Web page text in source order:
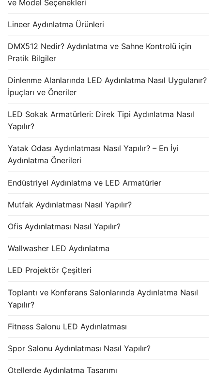
ve Model Seçenekleri
Lineer Aydınlatma Ürünleri
DMX512 Nedir? Aydınlatma ve Sahne Kontrolü için
Pratik Bilgiler
Dinlenme Alanlarında LED Aydınlatma Nasıl Uygulanır?
İpuçları ve Öneriler
LED Sokak Armatürleri: Direk Tipi Aydınlatma Nasıl
Yapılır?
Yatak Odası Aydınlatması Nasıl Yapılır? – En İyi
Aydınlatma Önerileri
Endüstriyel Aydınlatma ve LED Armatürler
Mutfak Aydınlatması Nasıl Yapılır?
Ofis Aydınlatması Nasıl Yapılır?
Wallwasher LED Aydınlatma
LED Projektör Çeşitleri
Toplantı ve Konferans Salonlarında Aydınlatma Nasıl
Yapılır?
Fitness Salonu LED Aydınlatması
Spor Salonu Aydınlatması Nasıl Yapılır?
Otellerde Aydınlatma Tasarımı